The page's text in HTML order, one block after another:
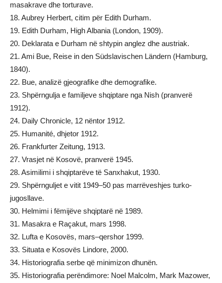
masakrave dhe torturave.
18. Aubrey Herbert, citim për Edith Durham.
19. Edith Durham, High Albania (London, 1909).
20. Deklarata e Durham në shtypin anglez dhe austriak.
21. Ami Bue, Reise in den Südslavischen Ländern (Hamburg,
1840).
22. Bue, analizë gjeografike dhe demografike.
23. Shpërngulja e familjeve shqiptare nga Nish (pranverë
1912).
24. Daily Chronicle, 12 nëntor 1912.
25. Humanité, dhjetor 1912.
26. Frankfurter Zeitung, 1913.
27. Vrasjet në Kosovë, pranverë 1945.
28. Asimilimi i shqiptarëve të Sanxhakut, 1930.
29. Shpërnguljet e vitit 1949–50 pas marrëveshjes turko-
jugosllave.
30. Helmimi i fëmijëve shqiptarë në 1989.
31. Masakra e Raçakut, mars 1998.
32. Lufta e Kosovës, mars–qershor 1999.
33. Situata e Kosovës Lindore, 2000.
34. Historiografia serbe që minimizon dhunën.
35. Historiografia perëndimore: Noel Malcolm, Mark Mazower,